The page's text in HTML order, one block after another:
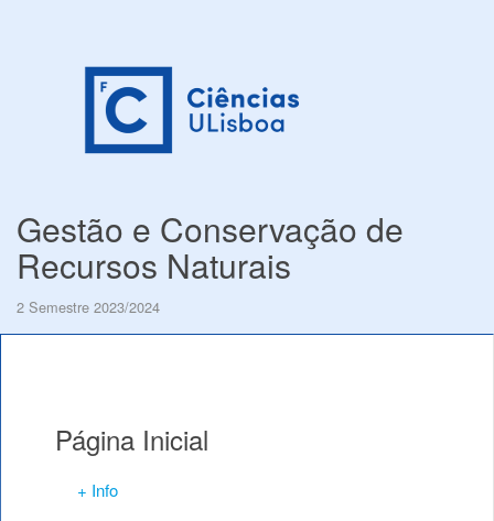
Gestão e Conservação de
Recursos Naturais
2 Semestre 2023/2024
Página Inicial
+ Info